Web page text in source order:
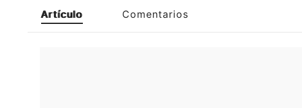
Artículo Comentarios